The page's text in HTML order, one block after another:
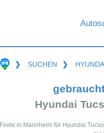
❯ SUCHEN ❯
Hyundai
Finde in Mannheim für Hyundai